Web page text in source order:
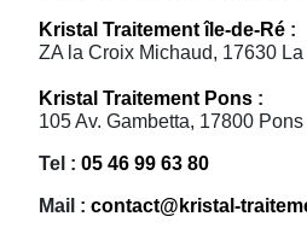
Kristal Traitement île-de-Ré :
ZA la Croix Michaud, 17630
Kristal Traitement Pons :
105 Av. Gambetta, 17800 Pons
Tel : 05 46 99 63 80
Mail : contact@kristal-